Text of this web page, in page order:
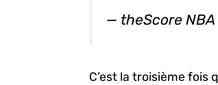
— theScore
C’est la troisième fois